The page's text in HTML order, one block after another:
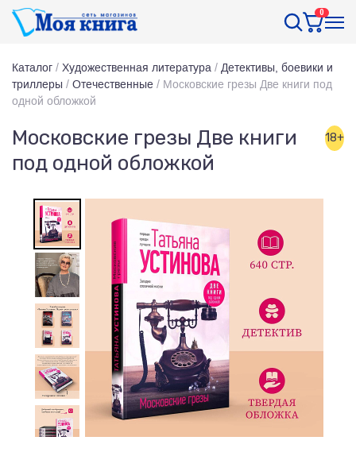
0
Каталог / Художественная литература / Детективы, боевики и
триллеры / Отечественные / Московские грезы Две книги под
одной обложкой
Московские грезы Две книги
под одной обложкой
18+